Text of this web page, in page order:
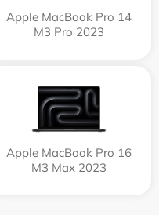
Apple MacBook Pro 14
M3 Pro 2023
Apple MacBook Pro 16
M3 Max 2023